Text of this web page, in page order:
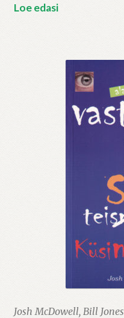
Loe edasi
Josh McDowell, Bill Jones